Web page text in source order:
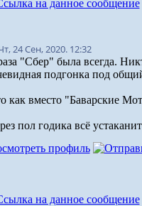
24 Сен, 2020. 12:32
"Сбер" была всегда.
подгонка под
как вместо "Баварские
пол годика всё